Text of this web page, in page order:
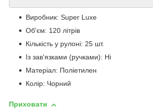
Виробник: Super Luxe
Об'єм: 120 літрів
Кількість у рулоні: 25 шт.
Із зав'язками (ручками): Ні
Матеріал: Поліетилен
Колір: Чорний
Приховати